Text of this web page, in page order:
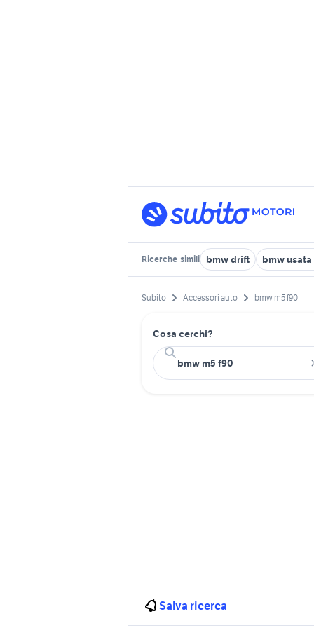
Ricerche simili bmw drift bmw
Subito Accessori auto bmw m5 f90
Cosa cerchi?
Salva ricerca